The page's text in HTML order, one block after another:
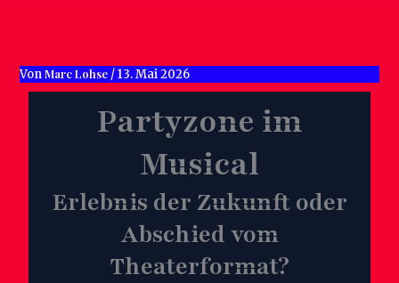
VonMarc Lohse /13. Mai 2026
Partyzone im
Musical
Erlebnis der Zukunft oder
Abschied vom
Theaterformat?